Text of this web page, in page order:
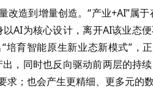
造到增量创造。“产业+AI”属
AI为核心设计，离开AI该业态
培育智能原生新业态新模式”，
，同时也反向驱动前两层的持
；也会产生更精细、更多元的